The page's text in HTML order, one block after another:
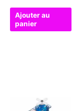
Ajouter au
panier